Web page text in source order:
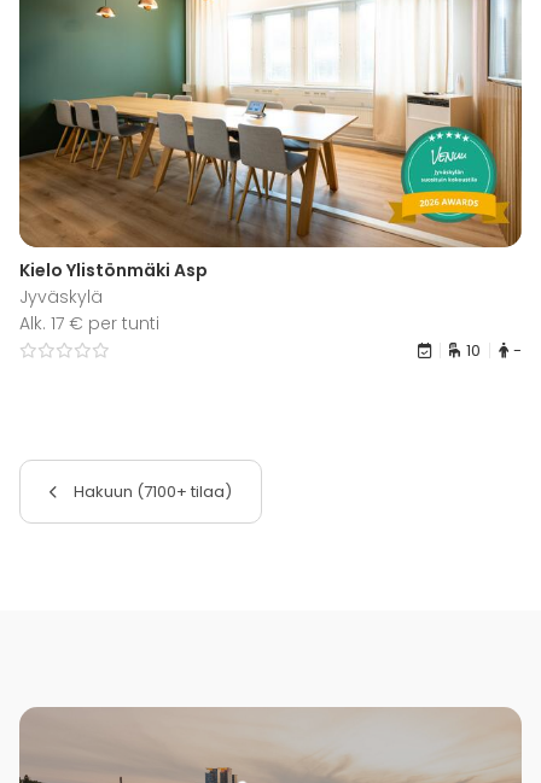
Kielo Ylistönmäki Asp
Jyväskylä
Alk. 17 € per tunti
10 -
Hakuun (7100+ tilaa)